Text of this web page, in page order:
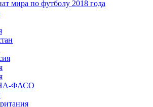
мира по футболу 2018 года
ФАСО